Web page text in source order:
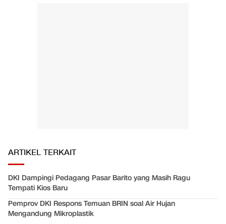
ARTIKEL TERKAIT
DKI Dampingi Pedagang Pasar Barito yang Masih Ragu
Tempati Kios Baru
Pemprov DKI Respons Temuan BRIN soal Air Hujan
Mengandung Mikroplastik